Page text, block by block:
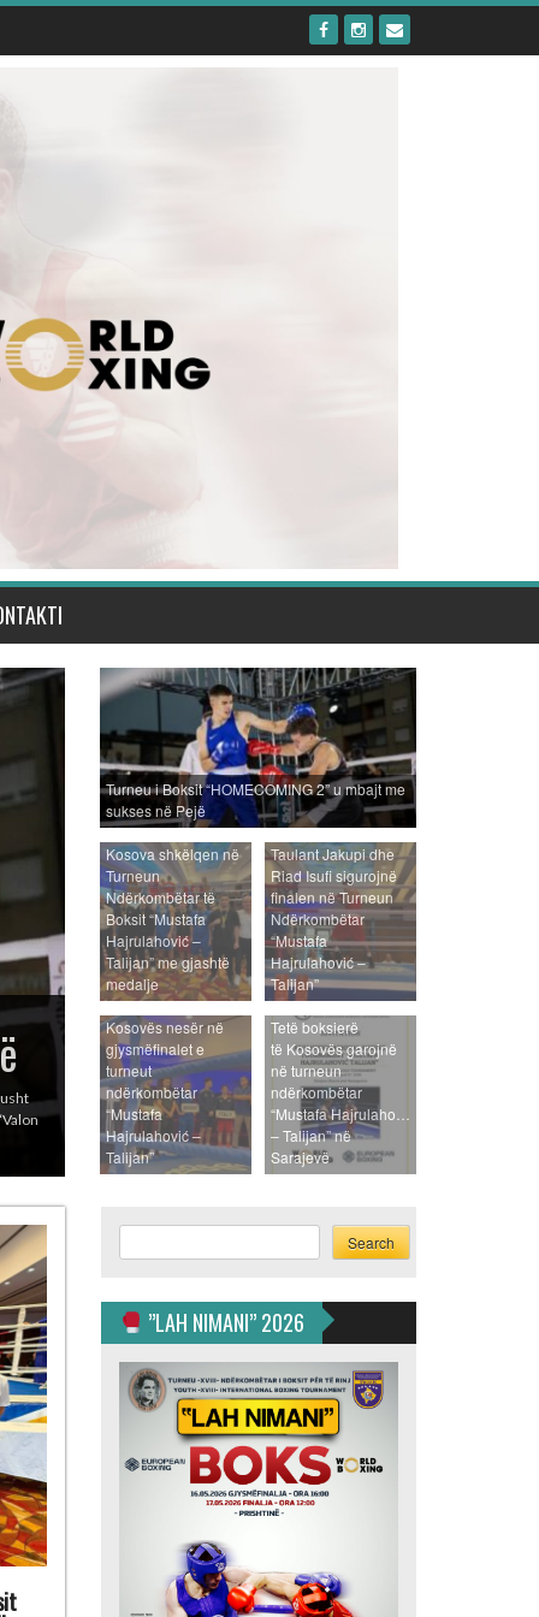
28
–
Turneu i Boksit “HOMECOMING 2” u mbajt me
sukses në Pejë
Kosova shkëlqen në
Turneun
Ndërkombëtar të
Boksit “Mustafa
Hajrulahović –
Talijan” me gjashtë
medalje
Taulant Jakupi dhe
Riad Isufi sigurojnë
finalen në Turneun
Ndërkombëtar
“Mustafa
Hajrulahović –
Talijan”
Gjashtë boksierë të
Kosovës nesër në
gjysmëfinalet e
turneut
ndërkombëtar
“Mustafa
Hajrulahović –
Talijan”
Tetë boksierë
të Kosovës garojnë
në turneun
ndërkombëtar
“Mustafa Hajrulahoviç
– Talijan” në
Sarajevë
Search Search
”LAH NIMANI” 2026